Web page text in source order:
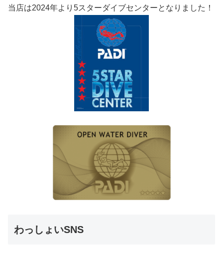
当店は2024年より5スターダイブセンターとなりました！
わっしょいSNS